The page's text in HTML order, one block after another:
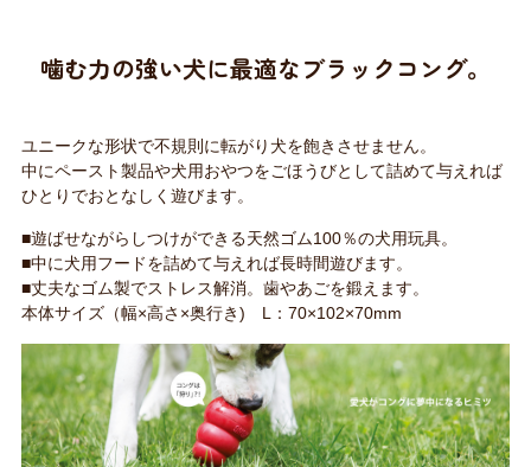
噛む力の強い犬に最適なブラックコング。
ユニークな形状で不規則に転がり犬を飽きさせません。
中にペースト製品や犬用おやつをごほうびとして詰めて与えれば
ひとりでおとなしく遊びます。
■遊ばせながらしつけができる天然ゴム100％の犬用玩具。
■中に犬用フードを詰めて与えれば長時間遊びます。
■丈夫なゴム製でストレス解消。歯やあごを鍛えます。
本体サイズ（幅×高さ×奥行き) L：70×102×70mm